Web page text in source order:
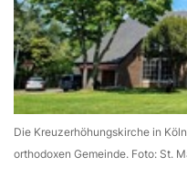
Die Kreuzerhöhungskirche in
orthodoxen Gemeinde. Foto: St.